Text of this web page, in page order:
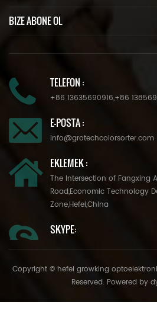
BIZE ABONE OL
TELEFON :
+86 13635690916,+86
E-POSTA :
info@grotechcolorsorter.com
EKLEMEK :
The Intersection of Fangxing
Road,Economic Technology
Zone,Hefei,China
SKYPE:
Copyright © hefei growking
Reserved. Powered by